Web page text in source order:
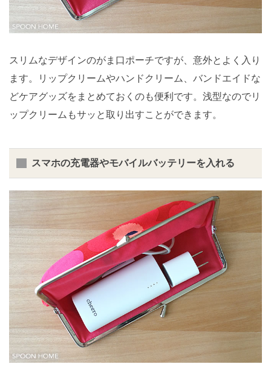
スリムなデザインのがま口ポーチですが、意外とよく入り
ます。リップクリームやハンドクリーム、バンドエイドな
どケアグッズをまとめておくのも便利です。浅型なのでリ
ップクリームもサッと取り出すことができます。
スマホの充電器やモバイルバッテリーを入れる